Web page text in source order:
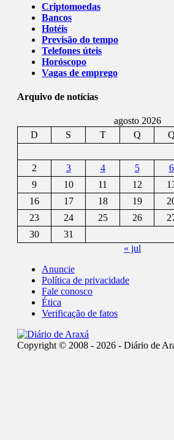
Criptomoedas
Bancos
Hotéis
Previsão do tempo
Telefones úteis
Horóscopo
Vagas de emprego
Arquivo de notícias
agosto 2026
D
S T Q Q
2
3 4 5 6
9
10 11 12
16
17 18 19
23
24 25 26
30
31
« jul
Anuncie
Política de privacidade
Fale conosco
Ética
Verificação de fatos
Copyright © 2008 - 2026 - Diário de